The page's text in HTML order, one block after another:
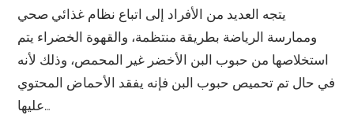
يتجه العديد من الأفراد إلى اتباع نظام غذائي صحي
وممارسة الرياضة بطريقة منتظمة، والقهوة الخضراء يتم
استخلاصها من حبوب البن الأخضر غير المحمص، وذلك لأنه
في حال تم تحميص حبوب البن فإنه يفقد الأحماض المحتوي
عليها…